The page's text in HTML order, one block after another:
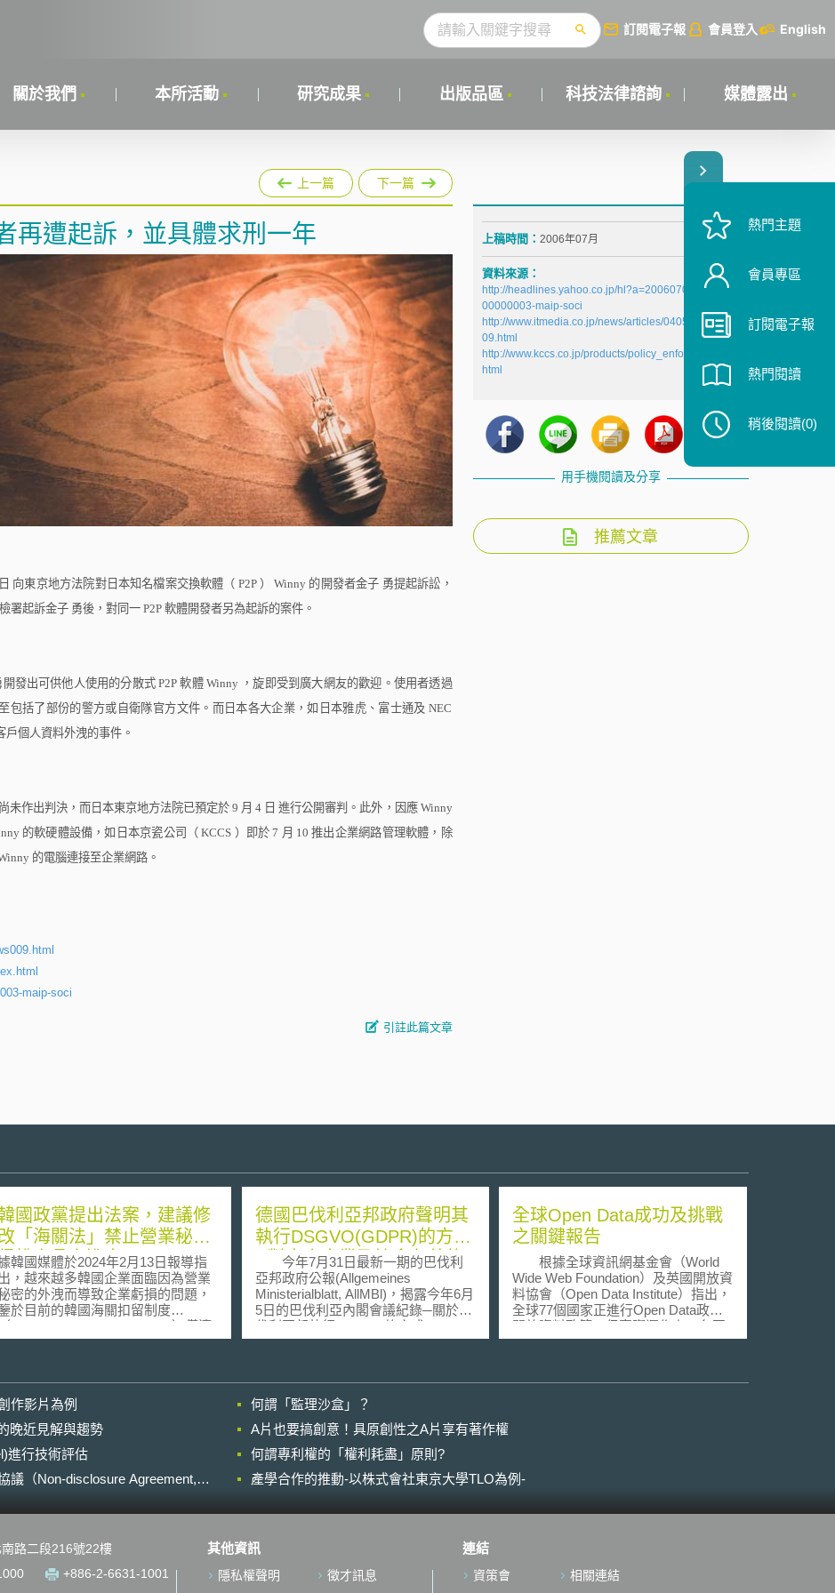
訂閱電子報 會員登入 English
關於我們 本所活動 研究成果 出版品區 科技法律諮詢 媒體露出
上一篇 下一篇
再遭起訴，並具體求刑一年
日 向東京地方法院對日本知名檔案交換軟體（ P2P ） Winny 的開發者金子 勇提起訴訟，
署起訴金子 勇後，對同一 P2P 軟體開發者另為起訴的案件。
開發出可供他人使用的分散式P2P軟體Winny ，旋即受到廣大網友的歡迎。使用者透過
包括了部份的警方或自衛隊官方文件。而日本各大企業，如日本雅虎、富士通及 NEC
戶個人資料外洩的事件。
未作出判決，而日本東京地方法院已預定於 9 月 4 日 進行公開審判。此外，因應Winny
的軟硬體設備，如日本京瓷公司（ KCCS ）即於 7 月 10推出企業網路管理軟體，除
的電腦連接至企業網路。
maip-soci
引註此篇文章
上稿時間： 2006年07月
資料來源：
http://headlines.yahoo.co.jp/hl?a=20060704-
00000003-maip-soci
http://www.itmedia.co.jp/news/articles/0405/31/news0
09.html
http://www.kccs.co.jp/products/policy_enforcer/index.
html
用手機閱讀及分享
推薦文章
國政黨提出法案，建議修
「海關法」禁止營業秘密
權商品之進出口
韓國媒體於2024年2月13日報導指
，越來越多韓國企業面臨因為營業
密的外洩而導致企業虧損的問題，
於目前的韓國海關扣留制度
（Customs Retention System）僅適
於對外公開的智慧財產權（如商標
大海關法的適用範圍，禁止侵害韓
企業營業秘密的商品進出口。 該篇
導藉一起正在調查中的營業秘密侵
案件為例，涉案之韓國槍械零件製
造商，以「前員工在職時，透過個人
電子郵件與客戶進行業務往來，取得
離職後，創設一間Ａ企業並涉嫌出
」為由，於2023年向該名離職員工
起訴訟，該案後經政府機關調查，
終於2024年2月底進行首次聽證
德國巴伐利亞邦政府聲明其
執行DSGVO(GDPR)的方式
─對中小企業及協會友善的
輔導
今年7月31日最新一期的巴伐利
亞邦政府公報(Allgemeines
Ministerialblatt, AllMBl)，揭露今年6月
5日的巴伐利亞內閣會議紀錄─關於巴
伐利亞邦執行DSGVO的方式。
公報內容指出幾個重點： 業餘體育俱
員(Datenschutzbeauftragten, DSB)。
如果因為對法律的不熟悉而初次違反
DSGVO，並不會被罰款；相關單位
的指示和建議將優先於處罰。因依據
DSGVO第83條第1項規定，處罰應該
是有效、適當且具有懲戒性的。故對
依據DSGVO第83條規定處以罰款。
(Abmahnanwälten)告誡企業資料保護
行為違規的做法。 邦政府將向有關單
位進一步確認DSGVO中的相關規
全球Open Data成功及挑戰
之關鍵報告
根據全球資訊網基金會（World
Wide Web Foundation）及英國開放資
料協會（Open Data Institute）指出，
全球77個國家正進行Open Data政府
開放資料政策，但實際運作上，各國
政府提供公眾近用之資料集佔不到全
Barometer研究報告。此報告指出，
英國政府開放資料執行及成效排名第
西蘭、丹麥、挪威。除此之外，專以
Knowledge Foundation），則提出基
於Open Data可用性及近用性進行70
作影片為例
何謂「監理沙盒」？
晚近見解與趨勢
A片也要搞創意！具原創性之A片享有著作權
進行技術評估
何謂專利權的「權利耗盡」原則?
議（Non-disclosure Agreement,
產學合作的推動-以株式會社東京大學TLO為例-
路二段216號22樓
+886-2-6631-1001
其他資訊
隱私權聲明
徵才訊息
連結
資策會 相關連結
熱門主題
會員專區
訂閱電子報
熱門閱讀
稍後閱讀(0)